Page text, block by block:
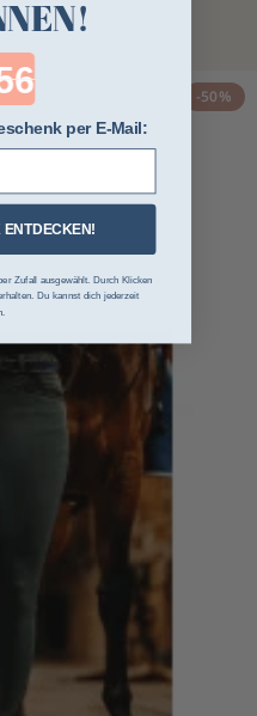
-50%
ends in:
per E-Mail:
ENTDECKEN!
Zufall ausgewählt. Durch Klicken
Du kannst dich jederzeit